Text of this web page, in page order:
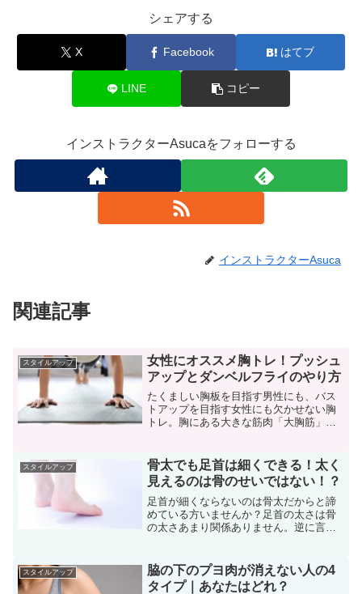
シェアする
X Facebook はてブ
LINE コピー
インストラクターAsucaをフォローする
インストラクターAsuca
関連記事
スタイルアップ
女性にオススメ胸トレ！プッシュ
アップとダンベルフライのやり方
たくましい胸板を目指す男性にも、バス
トアップを目指す女性にも欠かせない胸
トレ。胸にある大きな筋肉「大胸筋」は
すすめな『プッシュアップ』と『ダンベ
ルフライ』を効果的に行う...
スタイルアップ
骨太でも足首は細くできる！太く
見えるのは骨のせいではない！？
足首が細くならないのは骨太だからと諦
めている方いませんか？足首の太さは骨
の太さあまり関係ありません。逆に言え
チェックしよう骨太か骨細か、それとも
標準的なのか？は脂肪や筋...
スタイルアップ
脇の下のプヨ肉が消えない人の4
タイプ｜あなたはどれ？